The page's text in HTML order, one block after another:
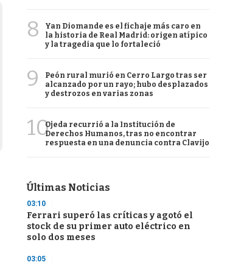
8
Yan Diomande es el fichaje más caro en
la historia de Real Madrid: origen atípico
y la tragedia que lo fortaleció
9
Peón rural murió en Cerro Largo tras ser
alcanzado por un rayo; hubo desplazados
y destrozos en varias zonas
10Ojeda recurrió a la Institución de
Derechos Humanos, tras no encontrar
respuesta en una denuncia contra Clavijo
Últimas Noticias
03:10
Ferrari superó las críticas y agotó el
stock de su primer auto eléctrico en
solo dos meses
03:05